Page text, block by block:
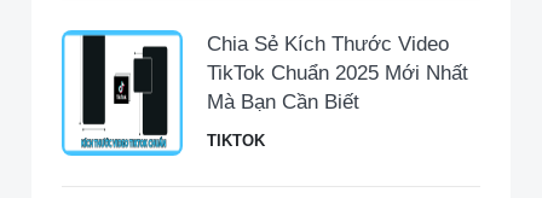
Chia Sẻ Kích Thước Video
TikTok Chuẩn 2025 Mới Nhất
Mà Bạn Cần Biết
TIKTOK